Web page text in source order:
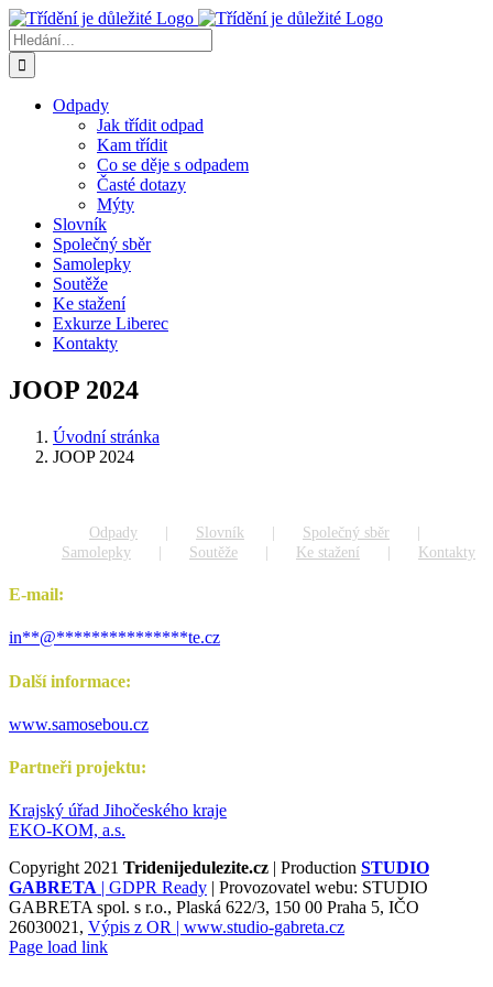
Přeskočit
na
obsah
Hledat:
Odpady
Jak třídit odpad
Kam třídit
Co se děje s odpadem
Časté dotazy
Mýty
Slovník
Společný sběr
Samolepky
Soutěže
Ke stažení
Exkurze Liberec
Kontakty
JOOP 2024
Úvodní stránka
JOOP 2024
Odpady Slovník
Společný sběr
Samolepky
Soutěže Ke stažení Kontakty
E-mail:
in**@***************te.cz
Další informace:
www.samosebou.cz
Partneři projektu:
Krajský úřad Jihočeského kraje
EKO-KOM, a.s.
Copyright 2021 Tridenijedulezite.cz | Production STUDIO
GABRETA | GDPR Ready | Provozovatel webu: STUDIO
GABRETA spol. s r.o., Plaská 622/3, 150 00 Praha 5, IČO
26030021, Výpis z OR | www.studio-gabreta.cz
Page load link